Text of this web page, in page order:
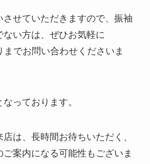
させていただきますので、振袖
ない方は、ぜひお気軽に
までお問い合わせくださいま
っております。
は、長時間お待ちいただく、
ご案内になる可能性もございま